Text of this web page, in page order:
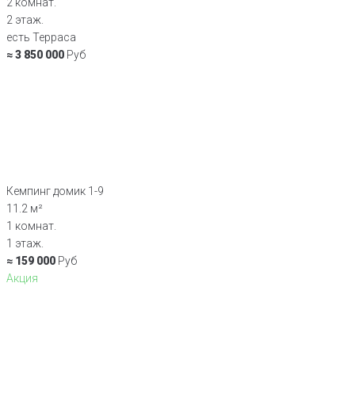
2 этаж.
есть Терраса
≈ 3 850 000 Руб
Кемпинг домик 1-9
11.2 м²
1 комнат.
1 этаж.
≈ 159 000 Руб
Акция